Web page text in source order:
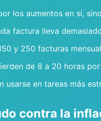
los aumentos en sí,
factura lleva
y 250 facturas
de 8 a 20 horas
usarse en tareas más
contra la